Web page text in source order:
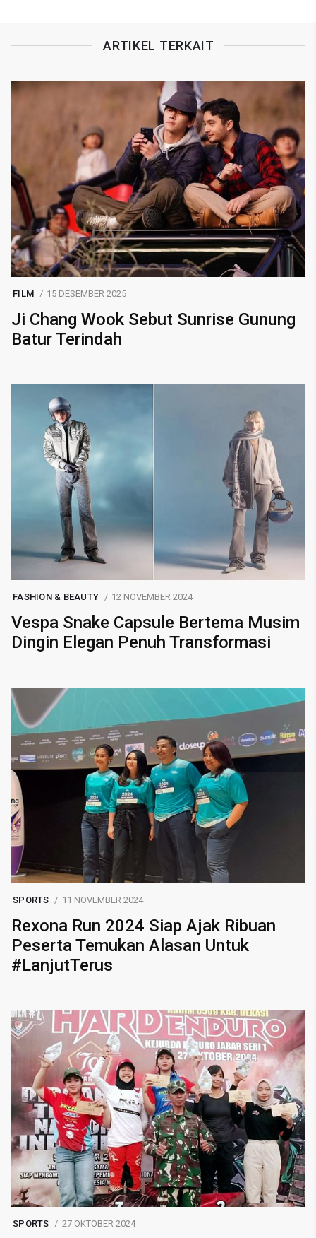
ARTIKEL TERKAIT
FILM 15 DESEMBER 2025
Ji Chang Wook Sebut Sunrise Gunung
Batur Terindah
FASHION & BEAUTY 12 NOVEMBER 2024
Vespa Snake Capsule Bertema Musim
Dingin Elegan Penuh Transformasi
SPORTS 11 NOVEMBER 2024
Rexona Run 2024 Siap Ajak Ribuan
Peserta Temukan Alasan Untuk
#LanjutTerus
SPORTS 27 OKTOBER 2024